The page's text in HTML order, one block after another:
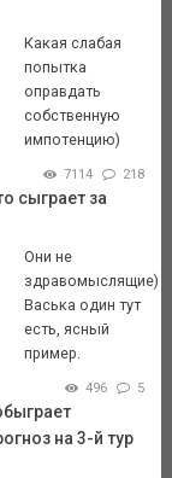
Какая слабая
попытка
оправдать
собственную
импотенцию)
7114 218
сыграет за
Они не
здравомыслящие)
Васька один тут
есть, ясный
пример.
496 5
на 3-й тур